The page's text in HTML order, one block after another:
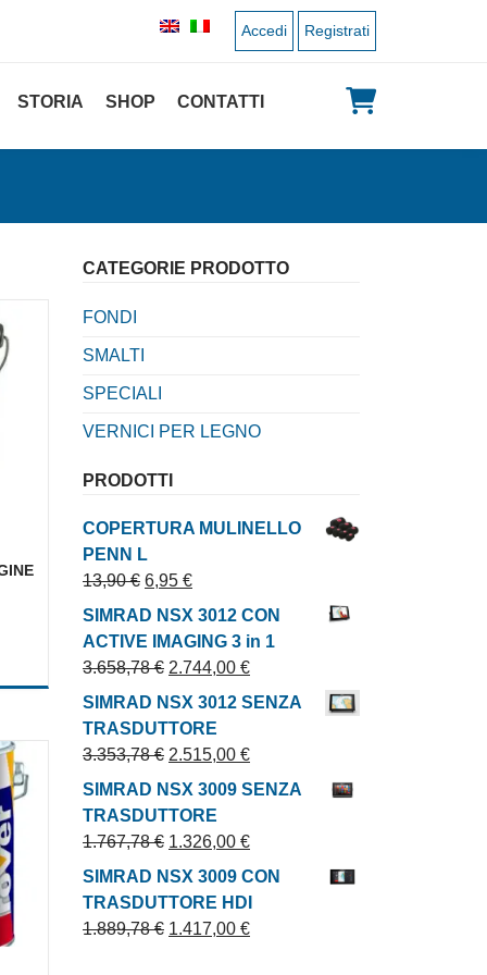
Accedi Registrati
STORIA SHOP CONTATTI
54,00 €.
è: 27,00 €.
CATEGORIE PRODOTTO
FONDI
SMALTI
SPECIALI
VERNICI PER LEGNO
PRODOTTI
COPERTURA MULINELLO
PENN L
13,90€ Il prezzo originale era: 13,90 €.
6,95 €Il prezzo attuale è: 6,95 €.
SIMRAD NSX 3012 CON
ACTIVE IMAGING 3 in 1
3.658,78€ Il prezzo originale era: 3.658,78 €.
2.744,00 €Il prezzo attuale è: 2.744,00 €.
SIMRAD NSX 3012 SENZA
TRASDUTTORE
3.353,78€ Il prezzo originale era: 3.353,78 €.
2.515,00 €Il prezzo attuale è: 2.515,00 €.
SIMRAD NSX 3009 SENZA
TRASDUTTORE
1.767,78€ Il prezzo originale era: 1.767,78 €.
1.326,00 €Il prezzo attuale è: 1.326,00 €.
SIMRAD NSX 3009 CON
TRASDUTTORE HDI
1.889,78€ Il prezzo originale era: 1.889,78 €.
1.417,00 €Il prezzo attuale è: 1.417,00 €.